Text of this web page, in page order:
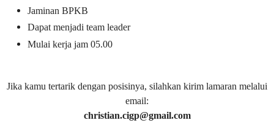
Jaminan BPKB
Dapat menjadi team leader
Mulai kerja jam 05.00
Jika kamu tertarik dengan posisinya, silahkan kirim lamaran melalui
email:
christian.cigp@gmail.com